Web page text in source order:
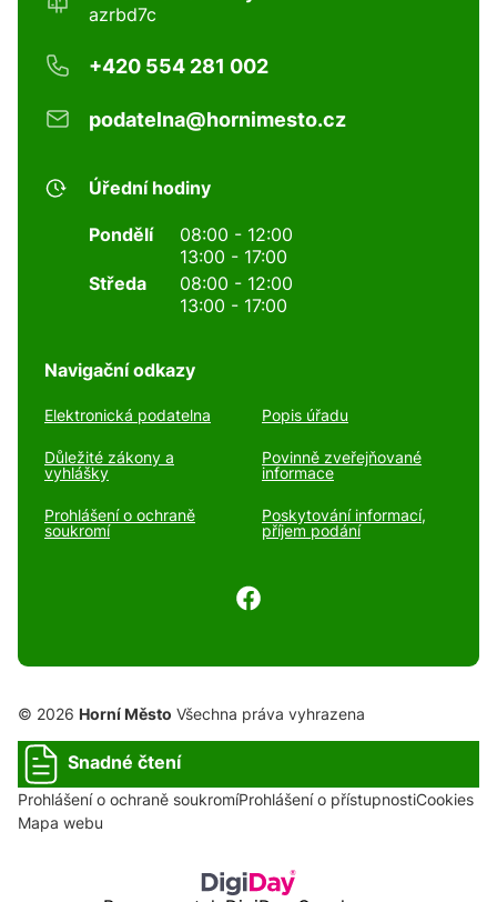
azrbd7c
+420 554 281 002
podatelna@hornimesto.cz
Úřední hodiny
Pondělí
08:00 - 12:00
13:00 - 17:00
Středa
08:00 - 12:00
13:00 - 17:00
Navigační odkazy
Elektronická podatelna Popis úřadu
Důležité zákony a
vyhlášky
Povinně zveřejňované
informace
Prohlášení o ochraně
soukromí
Poskytování informací,
příjem podání
© 2026 Horní Město Všechna práva vyhrazena
Snadné čtení
Prohlášení o ochraně soukromíProhlášení o přístupnostiCookies
Mapa webu